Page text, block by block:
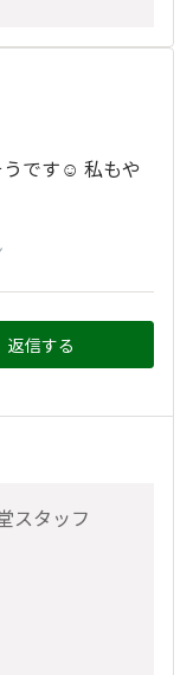
です☺️ 私もや
返信する
スタッフ